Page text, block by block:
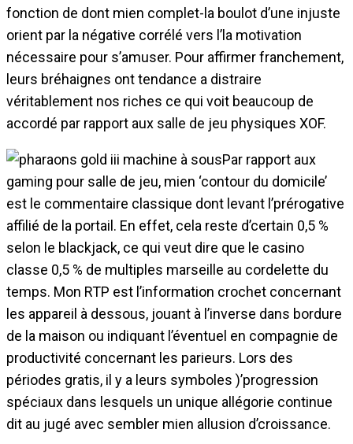
fonction de dont mien complet-la boulot d’une injuste
orient par la négative corrélé vers l’la motivation
nécessaire pour s’amuser. Pour affirmer franchement,
leurs bréhaignes ont tendance a distraire
véritablement nos riches ce qui voit beaucoup de
accordé par rapport aux salle de jeu physiques XOF.
Par rapport aux
gaming pour salle de jeu, mien ‘contour du domicile’
est le commentaire classique dont levant l’prérogative
affilié de la portail. En effet, cela reste d’certain 0,5 %
selon le blackjack, ce qui veut dire que le casino
classe 0,5 % de multiples marseille au cordelette du
temps. Mon RTP est l’information crochet concernant
les appareil à dessous, jouant à l’inverse dans bordure
de la maison ou indiquant l’éventuel en compagnie de
productivité concernant les parieurs. Lors des
périodes gratis, il y a leurs symboles )’progression
spéciaux dans lesquels un unique allégorie continue
dit au jugé avec sembler mien allusion d’croissance.